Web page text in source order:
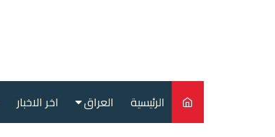
الرئيسية العراق اخر الاخبار